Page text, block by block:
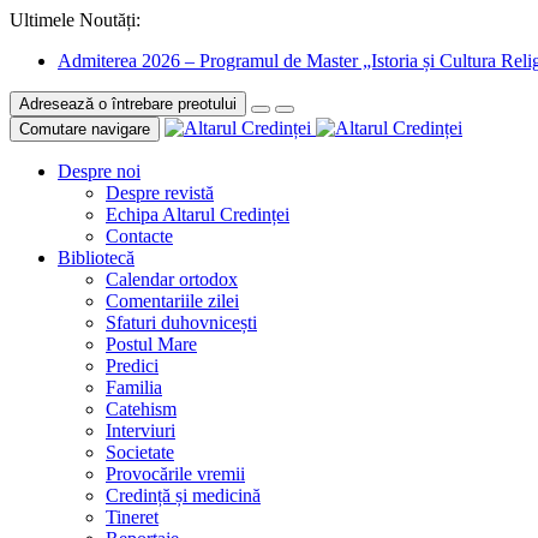
Ultimele Noutăți:
Admiterea 2026 – Programul de Master „Istoria și Cultura
Adresează o întrebare preotului
Comutare navigare
Despre noi
Despre revistă
Echipa Altarul Credinței
Contacte
Bibliotecă
Calendar ortodox
Comentariile zilei
Sfaturi duhovnicești
Postul Mare
Predici
Familia
Catehism
Interviuri
Societate
Provocările vremii
Credință și medicină
Tineret